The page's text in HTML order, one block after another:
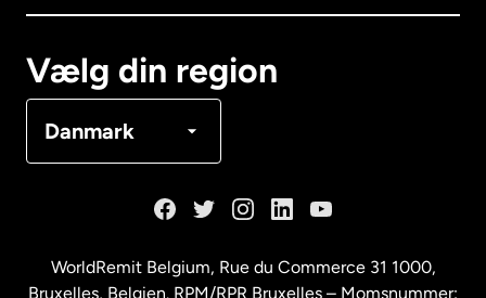
Vælg din region
Danmark
WorldRemit Belgium, Rue du Commerce 31 1000,
Bruxelles, Belgien. RPM/RPR Bruxelles – Momsnummer: